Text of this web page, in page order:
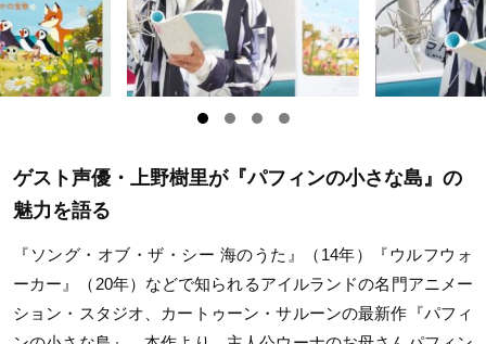
ゲスト声優・上野樹里が『パフィンの小さな島』の
魅力を語る
『ソング・オブ・ザ・シー 海のうた』（14年）『ウルフウォ
ーカー』（20年）などで知られるアイルランドの名門アニメー
ション・スタジオ、カートゥーン・サルーンの最新作『パフィ